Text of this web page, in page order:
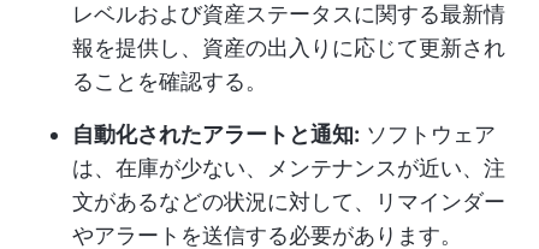
レベルおよび資産ステータスに関する最新情
報を提供し、資産の出入りに応じて更新され
ることを確認する。
自動化されたアラートと通知: ソフトウェア
は、在庫が少ない、メンテナンスが近い、注
文があるなどの状況に対して、リマインダー
やアラートを送信する必要があります。